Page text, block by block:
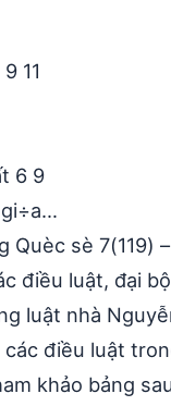
11
6 9
gi÷a…
Quèc sè 7(119) –
điều luật, đại
luật nhà
điều luật
khảo bảng